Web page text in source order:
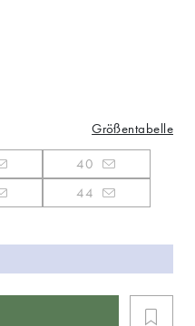
Größentabelle
40
44